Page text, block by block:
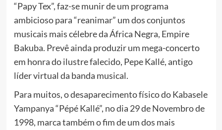
“Papy Tex”, faz-se munir de um programa
ambicioso para “reanimar” um dos conjuntos
musicais mais célebre da África Negra, Empire
Bakuba. Prevê ainda produzir um mega-concerto
em honra do ilustre falecido, Pepe Kallé, antigo
líder virtual da banda musical.
Para muitos, o desaparecimento físico do Kabasele
Yampanya “Pépé Kallé”, no dia 29 de Novembro de
1998, marca também o fim de um dos mais